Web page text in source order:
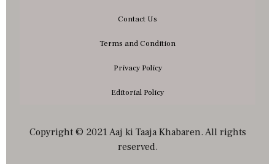
Contact Us
Terms and Condition
Privacy Policy
Editorial Policy
Copyright © 2021 Aaj ki Taaja Khabaren. All rights
reserved.